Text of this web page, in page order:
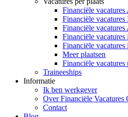
Financiële vacatures
Financiële vacatures
Financiële
Financiële
Financiële
Meer plaatsen
Financiële vacatures
Traineeships
Informatie
Ik ben werkgever
Over Financiële Vacatures
Contact